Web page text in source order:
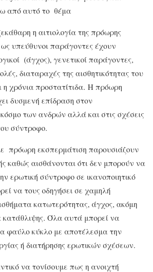
από αυτό το θέμα
η αιτιολογία της πρόωρης
υπεύθυνοι παράγοντες έχουν
(άγχος), γενετικοί παράγοντες,
διαταραχές της αισθητικότητας του
η χρόνια προστατίτιδα. Η πρόωρη
δυσμενή επίδραση στον
των ανδρών αλλά και στις σχέσεις
σύντροφο.
πρόωρη εκσπερμάτιση παρουσιάζουν
καθώς αισθάνονται ότι δεν μπορούν να
ερωτική σύντροφο σε ικανοποιητικό
να τους οδηγήσει σε χαμηλή
κατωτερότητας, άγχος, ακόμη
Όλα αυτά μπορεί να
φαύλο κύκλο με αποτέλεσμα την
ή διατήρησης ερωτικών σχέσεων.
να τονίσουμε πως η ανοιχτή